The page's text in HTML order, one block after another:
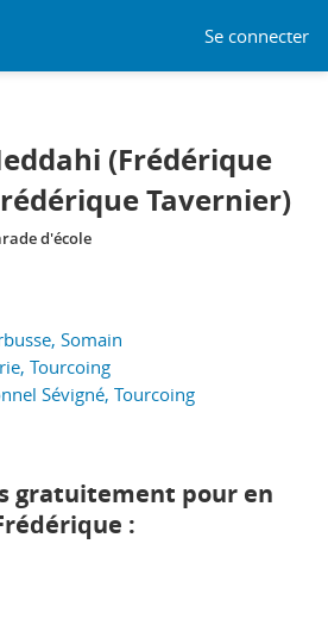
Se connecter
(Frédérique
Tavernier)
Somain
Tourcoing
Sévigné, Tourcoing
d'école
gratuitement pour en
: